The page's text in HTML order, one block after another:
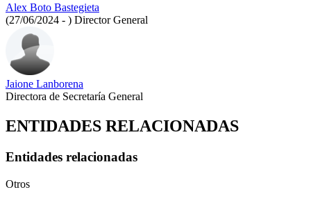
Alex Boto Bastegieta
(27/06/2024 - ) Director General
Jaione Lanborena
Directora de Secretaría General
ENTIDADES RELACIONADAS
Entidades relacionadas
Otros